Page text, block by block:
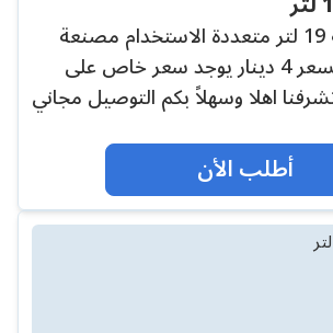
قارورة مياه سعة 19 لتر متعددة الاستخدام مصنعة
من مواد PET السعر 4 دينار يوجد سعر خاص على
اهلا وسهلاً بكم التوصيل مجاني
أطلب الأن